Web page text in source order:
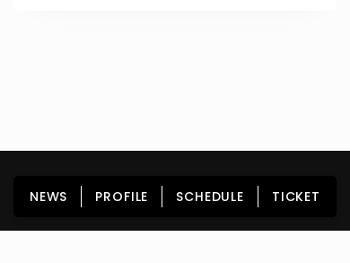
HOME NEWS PROFILE
SCHEDULE
DISCOGRAPHY
GOODS FAN CLUB
NEWS PROFILE SCHEDULE TICKET